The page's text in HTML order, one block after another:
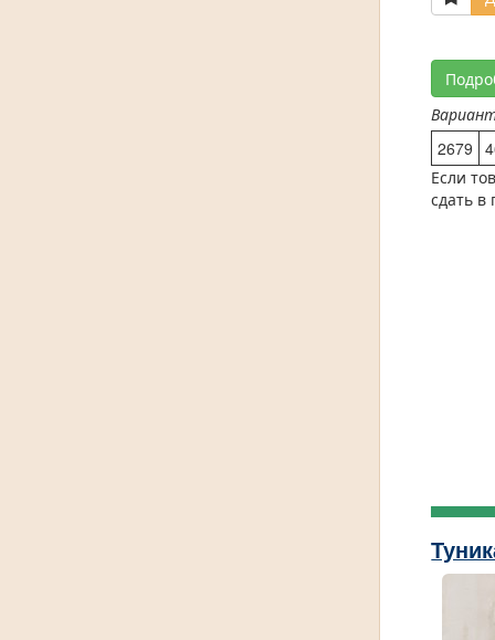
2679
Если
сдать